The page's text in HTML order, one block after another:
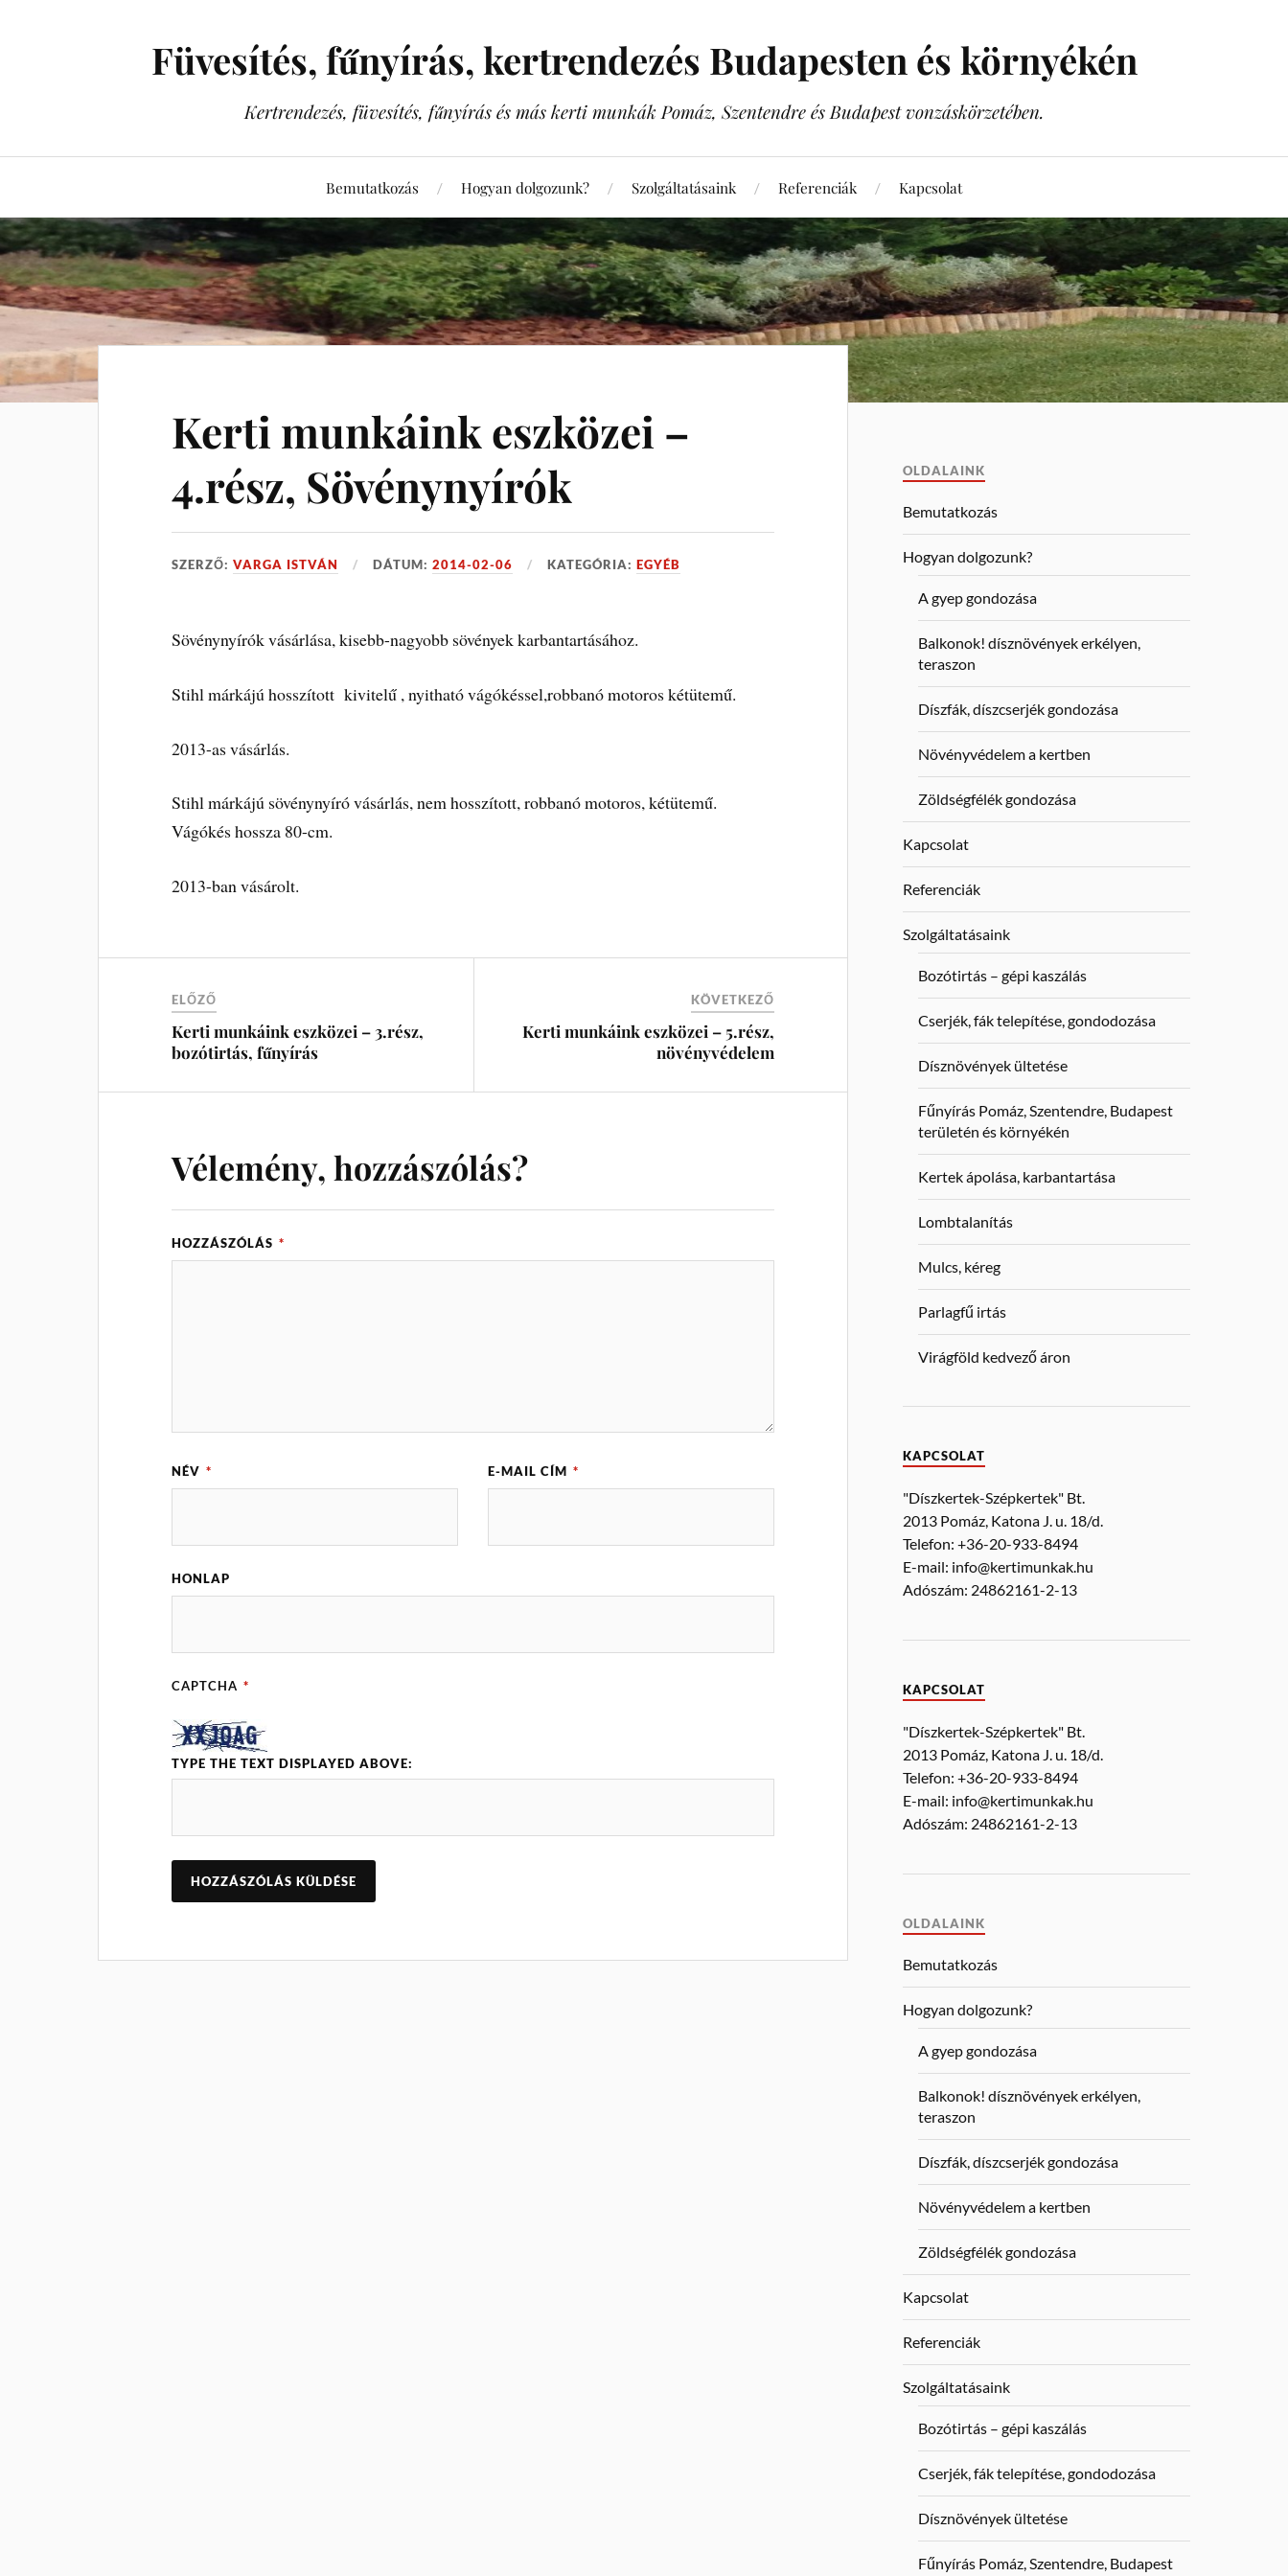
Füvesítés, fűnyírás, kertrendezés Budapesten és környékén
Kertrendezés, füvesítés, fűnyírás és más kerti munkák Pomáz, Szentendre és Budapest vonzáskörzetében.
Bemutatkozás Hogyan dolgozunk? Szolgáltatásaink Referenciák Kapcsolat
Kerti munkáink eszközei –
4.rész, Sövénynyírók
SZERZŐ:VARGA ISTVÁN DÁTUM:2014-02-06 KATEGÓRIA:EGYÉB
Sövénynyírók vásárlása, kisebb-nagyobb sövények karbantartásához.
Stihl márkájú hosszított kivitelű , nyitható vágókéssel,robbanó motoros kétütemű.
2013-as vásárlás.
Stihl márkájú sövénynyíró vásárlás, nem hosszított, robbanó motoros, kétütemű.
Vágókés hossza 80-cm.
2013-ban vásárolt.
ELŐZŐ
Kerti munkáink eszközei – 3.rész,
bozótirtás, fűnyírás
KÖVETKEZŐ
Kerti munkáink eszközei – 5.rész,
növényvédelem
Vélemény, hozzászólás?
HOZZÁSZÓLÁS *
NÉV * E-MAIL CÍM *
HONLAP
CAPTCHA *
TYPE THE TEXT DISPLAYED ABOVE:
OLDALAINK
Bemutatkozás
Hogyan dolgozunk?
A gyep gondozása
Balkonok! dísznövények erkélyen,
teraszon
Díszfák, díszcserjék gondozása
Növényvédelem a kertben
Zöldségfélék gondozása
Kapcsolat
Referenciák
Szolgáltatásaink
Bozótirtás – gépi kaszálás
Cserjék, fák telepítése, gondodozása
Dísznövények ültetése
Fűnyírás Pomáz, Szentendre, Budapest
területén és környékén
Kertek ápolása, karbantartása
Lombtalanítás
Mulcs, kéreg
Parlagfű irtás
Virágföld kedvező áron
KAPCSOLAT
"Díszkertek-Szépkertek" Bt.
2013 Pomáz, Katona J. u. 18/d.
Telefon: +36-20-933-8494
E-mail: info@kertimunkak.hu
Adószám: 24862161-2-13
KAPCSOLAT
"Díszkertek-Szépkertek" Bt.
2013 Pomáz, Katona J. u. 18/d.
Telefon: +36-20-933-8494
E-mail: info@kertimunkak.hu
Adószám: 24862161-2-13
OLDALAINK
Bemutatkozás
Hogyan dolgozunk?
A gyep gondozása
Balkonok! dísznövények erkélyen,
teraszon
Díszfák, díszcserjék gondozása
Növényvédelem a kertben
Zöldségfélék gondozása
Kapcsolat
Referenciák
Szolgáltatásaink
Bozótirtás – gépi kaszálás
Cserjék, fák telepítése, gondodozása
Dísznövények ültetése
Fűnyírás Pomáz, Szentendre, Budapest